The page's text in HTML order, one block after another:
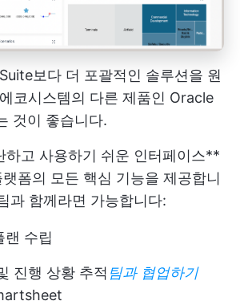
보다 더 포괄적인 솔루션을 원
코시스템의 다른 제품인 Oracle
것이 좋습니다.
하고 사용하기 쉬운 인터페이스**
폼의 모든 핵심 기능을 제공합니
과 함께라면 가능합니다:
랜 수립
진행 상황 추적 팀과 협업하기